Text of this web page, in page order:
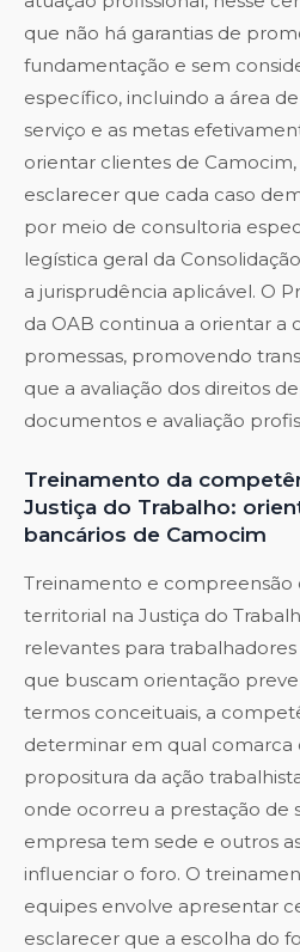
que não há garantias de
fundamentação e sem
específico, incluindo a área
serviço e as metas
orientar clientes de
esclarecer que cada caso
por meio de consultoria
legística geral da
a jurisprudência aplicável. O
da OAB continua a orientar a
promessas, promovendo
que a avaliação dos direitos
documentos e avaliação
Treinamento da
Justiça do Trabalho:
bancários de Camocim
Treinamento e compreensão
territorial na Justiça do
relevantes para
que buscam orientação
termos conceituais, a
determinar em qual comarca
propositura da ação
onde ocorreu a prestação de
empresa tem sede e outros
influenciar o foro. O
equipes envolve apresentar
esclarecer que a escolha do